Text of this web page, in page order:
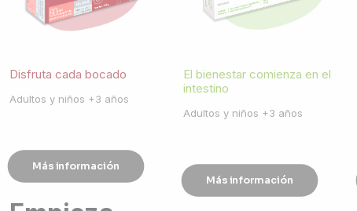
Disfruta cada bocado
Adultos y niños +3 años
Más información
El bienestar comienza en el
intestino
Adultos y niños +3 años
Más información